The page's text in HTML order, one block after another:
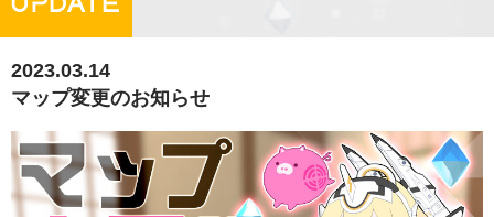
2023.03.14
マップ変更のお知らせ